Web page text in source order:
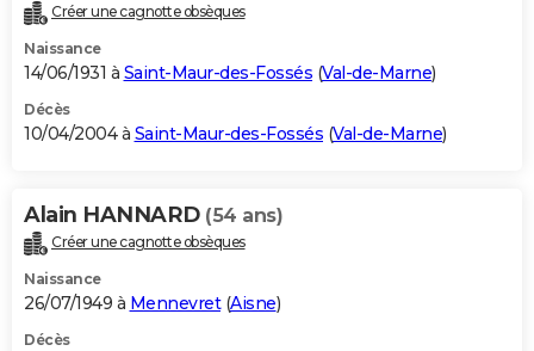
Créer une cagnotte obsèques
Naissance
14/06/1931 à Saint-Maur-des-Fossés (Val-de-Marne)
Décès
10/04/2004 à Saint-Maur-des-Fossés (Val-de-Marne)
Alain HANNARD (54 ans)
Créer une cagnotte obsèques
Naissance
26/07/1949 à Mennevret(Aisne)
Décès